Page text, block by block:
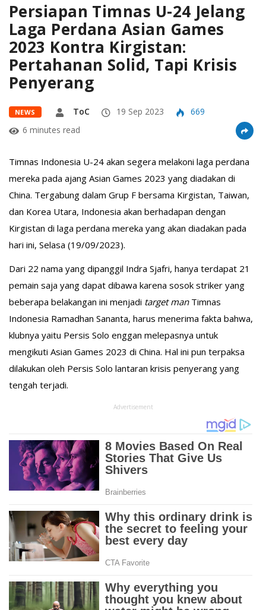
Persiapan Timnas U-24 Jelang
Laga Perdana Asian Games
2023 Kontra Kirgistan:
Pertahanan Solid, Tapi Krisis
Penyerang
NEWS ToC 19 Sep 2023
669
6 minutes read
Timnas Indonesia U-24 akan segera melakoni laga perdana
mereka pada ajang Asian Games 2023 yang diadakan di
China. Tergabung dalam Grup F bersama Kirgistan, Taiwan,
dan Korea Utara, Indonesia akan berhadapan dengan
Kirgistan di laga perdana mereka yang akan diadakan pada
hari ini, Selasa (19/09/2023).
Dari 22 nama yang dipanggil Indra Sjafri, hanya terdapat 21
pemain saja yang dapat dibawa karena sosok striker yang
beberapa belakangan ini menjadi target man Timnas
Indonesia Ramadhan Sananta, harus menerima fakta bahwa,
klubnya yaitu Persis Solo enggan melepasnya untuk
mengikuti Asian Games 2023 di China. Hal ini pun terpaksa
dilakukan oleh Persis Solo lantaran krisis penyerang yang
tengah terjadi.
Advertisement